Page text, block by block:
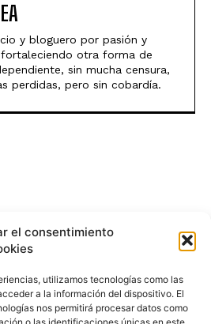
el consentimiento
utilizamos tecnologías como las
a la información del dispositivo. El
nos permitirá procesar datos como
y bloguero por pasión y
otra forma de
sin mucha censura,
perdidas, pero sin cobardía.